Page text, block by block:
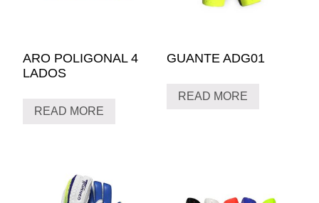
ARO POLIGONAL 4
LADOS
READ MORE
GUANTE ADG01
READ MORE